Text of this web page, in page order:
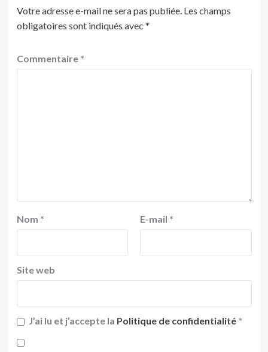
Votre adresse e-mail ne sera pas publiée. Les champs
obligatoires sont indiqués avec *
Commentaire *
Nom * E-mail *
Site web
J’ai lu et j’accepte la Politique de confidentialité *